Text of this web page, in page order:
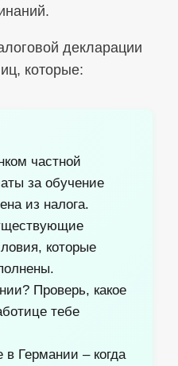
декларации
которые:
частной
за обучение
из налога.
которые
Проверь, какое
тебе
в Германии – когда